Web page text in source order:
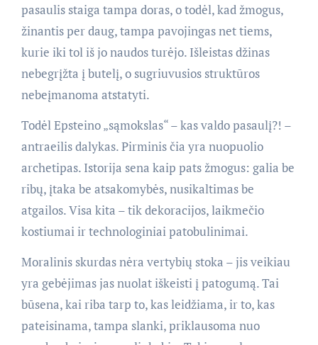
pasaulis staiga tampa doras, o todėl, kad žmogus,
žinantis per daug, tampa pavojingas net tiems,
kurie iki tol iš jo naudos turėjo. Išleistas džinas
nebegrįžta į butelį, o sugriuvusios struktūros
nebeįmanoma atstatyti.
Todėl Epsteino „sąmokslas“ – kas valdo pasaulį?! –
antraeilis dalykas. Pirminis čia yra nuopuolio
archetipas. Istorija sena kaip pats žmogus: galia be
ribų, įtaka be atsakomybės, nusikaltimas be
atgailos. Visa kita – tik dekoracijos, laikmečio
kostiumai ir technologiniai patobulinimai.
Moralinis skurdas nėra vertybių stoka – jis veikiau
yra gebėjimas jas nuolat iškeisti į patogumą. Tai
būsena, kai riba tarp to, kas leidžiama, ir to, kas
pateisinama, tampa slanki, priklausoma nuo